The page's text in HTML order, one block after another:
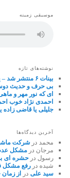
موسیقی زمینه
نوشته‌های تازه
بینات ۶ منتشر شد – پس زمینه حدیثی ویندوز
بی حرف و حدیث
ای که نور مهر و
احمدی نژاد خوب
جلیلی یا قاضی زاده
آخرین دیدگاه‌ها
محمد درشرکت
مرجان درمشکل عدم
رسول درحشره ای
شیده دررفع مشکل
سید علی در از